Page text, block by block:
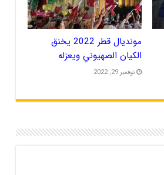
مونديال قطر 2022 يخنق
الكيان الصهيوني ويعزله
نوفمبر 29, 2022